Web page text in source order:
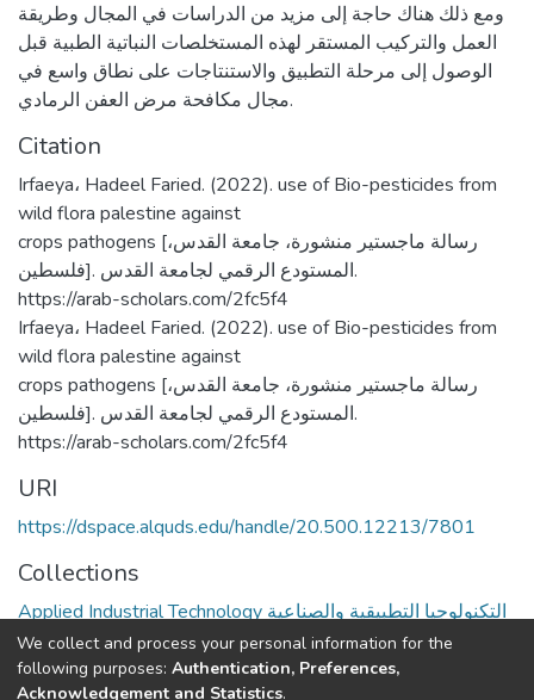
ومع ذلك هناك حاجة إلى مزيد من الدراسات في المجال وطريقة
العمل والتركيب المستقر لهذه المستخلصات النباتية الطبية قبل
الوصول إلى مرحلة التطبيق والاستنتاجات على نطاق واسع في
مجال مكافحة مرض العفن الرمادي.
Citation
Irfaeya، Hadeel Faried. (2022). use of Bio-pesticides from
wild flora palestine against
crops pathogens [رسالة ماجستير منشورة، جامعة القدس،
فلسطين]. المستودع الرقمي لجامعة القدس.
https://arab-scholars.com/2fc5f4
Irfaeya، Hadeel Faried. (2022). use of Bio-pesticides from
wild flora palestine against
crops pathogens [رسالة ماجستير منشورة، جامعة القدس،
فلسطين]. المستودع الرقمي لجامعة القدس.
https://arab-scholars.com/2fc5f4
URI
https://dspace.alquds.edu/handle/20.500.12213/7801
Collections
Applied Industrial Technology التكنولوجيا التطبيقية والصناعية
Full item page
We collect and process your personal information for the
following purposes: Authentication, Preferences,
Acknowledgement and Statistics.